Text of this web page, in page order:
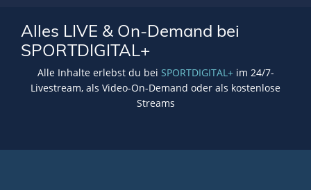
Alles LIVE & On-Demand bei
SPORTDIGITAL+
Alle Inhalte erlebst du bei SPORTDIGITAL+im 24/7-
Livestream, als Video-On-Demand oder als kostenlose
Streams